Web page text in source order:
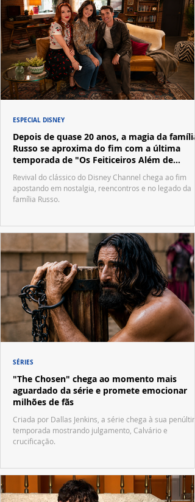
Depois de quase 20 anos, a magia da família
Russo se aproxima do fim com a última
temporada de "Os Feiticeiros Além de
Waverly Place"
Revival do clássico do Disney Channel chega ao fim
apostando em nostalgia, reencontros e no legado da
família Russo.
ESPECIAL DISNEY
"The Chosen" chega ao momento mais
aguardado da série e promete emocionar
milhões de fãs
Criada por Dallas Jenkins, a série chega à sua
temporada mostrando julgamento, Calvário e
crucificação.
SÉRIES